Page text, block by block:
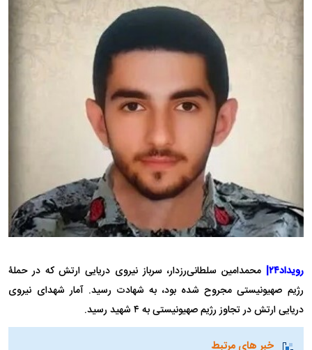
رویداد۲۴|
محمدامین سلطانی‌رزدار، سرباز نیروی دریایی ارتش که در حملۀ
رژیم صهیونیستی مجروح شده بود، به شهادت رسید. آمار شهدای نیروی
دریایی ارتش در تجاوز رژیم صهیونیستی به ۴ شهید رسید.
خبر های مرتبط